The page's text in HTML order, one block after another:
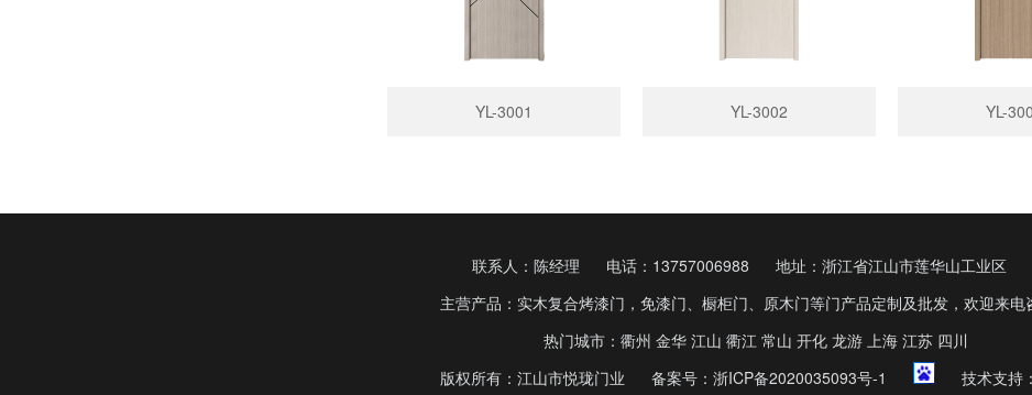
YL-3001 YL-3002 YL-
联系人：陈经理 电话：13757006988
地址：浙江省江山市莲华山工业区
主营产品：实木复合烤漆门，免漆门、橱柜门、原木门等门产品定制及批发，欢迎来电
热门城市：衢州 金华 江山 衢江 常山 开化 龙游 上海 江苏 四川
版权所有：江山市悦珑门业
备案号： 浙ICP备2020035093号-1 技术支持：